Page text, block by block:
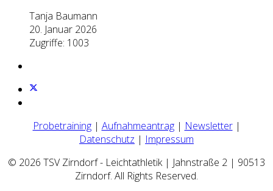
Tanja Baumann
20. Januar 2026
Zugriffe: 1003
Probetraining| Aufnahmeantrag| Newsletter|
Datenschutz | Impressum
© 2026 TSV Zirndorf - Leichtathletik | Jahnstraße 2 | 90513
Zirndorf. All Rights Reserved.